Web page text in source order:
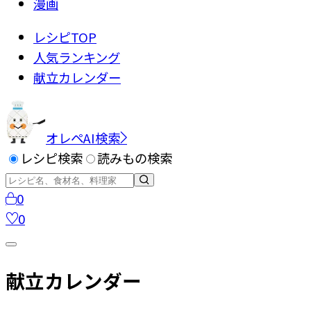
漫画
レシピTOP
人気ランキング
献立カレンダー
オレペAI検索
レシピ検索
読みもの検索
0
0
献立カレンダー